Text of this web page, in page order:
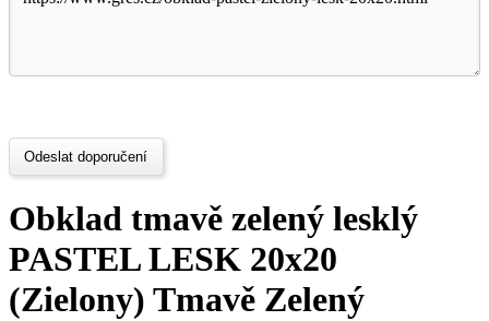
Odeslat doporučení
Obklad tmavě zelený lesklý
PASTEL LESK 20x20
(Zielony) Tmavě Zelený